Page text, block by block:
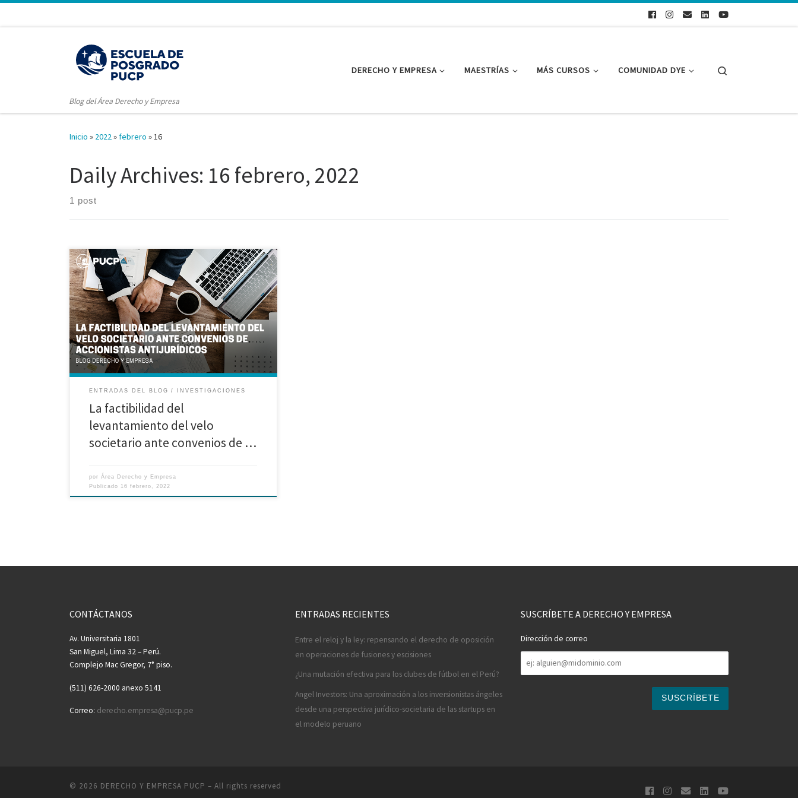
Blog del Área Derecho y Empresa
DERECHO Y EMPRESA MAESTRÍAS MÁS CURSOS COMUNIDAD DYE
Inicio » 2022»febrero »16
Daily Archives: 16 febrero, 2022
1 post
Investigación realizada por Vincenzo Pareja Grippa,
Rafaela Ojeda, Gustavo Giraldo, Daniela Corrales,
Rocío Durán Introducción. Los convenios de accionistas
son un mecanismo de alcance amplio. Algo que no se
advierte en la práctica es que pueden tener efectos
sobre terceros no firmantes. Ante ello, el
levantamiento del velo societario puede […]
ENTRADAS DEL BLOG INVESTIGACIONES
La factibilidad del
levantamiento del velo
societario ante convenios de …
porÁrea Derecho y Empresa
Publicado 16 febrero, 2022
CONTÁCTANOS
Av. Universitaria 1801
San Miguel, Lima 32 – Perú.
Complejo Mac Gregor, 7° piso.
(511) 626-2000 anexo 5141
Correo: derecho.empresa@pucp.pe
ENTRADAS RECIENTES
Entre el reloj y la ley: repensando el derecho de oposición
en operaciones de fusiones y escisiones
¿Una mutación efectiva para los clubes de fútbol en el Perú?
Angel Investors: Una aproximación a los inversionistas ángeles
desde una perspectiva jurídico-societaria de las startups en
el modelo peruano
SUSCRÍBETE A DERECHO Y EMPRESA
Dirección de correo
de
correo
© 2026 DERECHO Y EMPRESA PUCP – All rights reserved